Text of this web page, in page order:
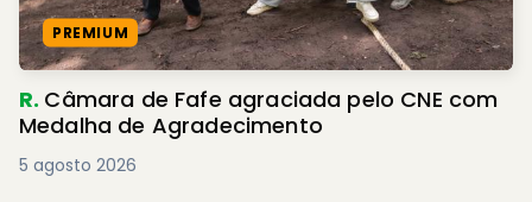
PREMIUM
R. Câmara de Fafe agraciada pelo CNE com
Medalha de Agradecimento
5 agosto 2026